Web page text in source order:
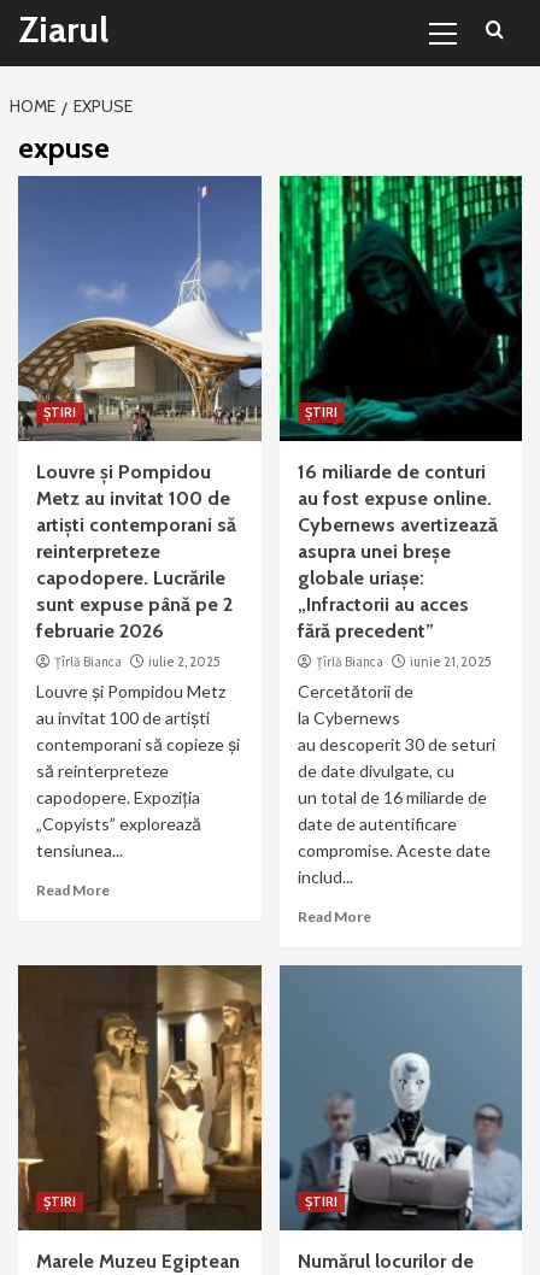
Sari
conținut
Ziarul
Menu
HOME EXPUSE
expuse
ȘTIRI
Louvre și Pompidou
Metz au invitat 100 de
artiști contemporani să
reinterpreteze
capodopere. Lucrările
sunt expuse până pe 2
februarie 2026
Țîrlă Bianca iulie 2, 2025
Louvre și Pompidou Metz
au invitat 100 de artiști
contemporani să copieze și
să reinterpreteze
capodopere. Expoziția
„Copyists” explorează
tensiunea...
Read More
ȘTIRI
16 miliarde de conturi
au fost expuse online.
Cybernews avertizează
asupra unei breșe
globale uriașe:
„Infractorii au acces
fără precedent”
Țîrlă Bianca iunie 21, 2025
Cercetătorii de
la Cybernews
au descoperit 30 de seturi
de date divulgate, cu
un total de 16 miliarde de
date de autentificare
compromise. Aceste date
includ...
Read More
ȘTIRI
Marele Muzeu Egiptean
ȘTIRI
Numărul locurilor de